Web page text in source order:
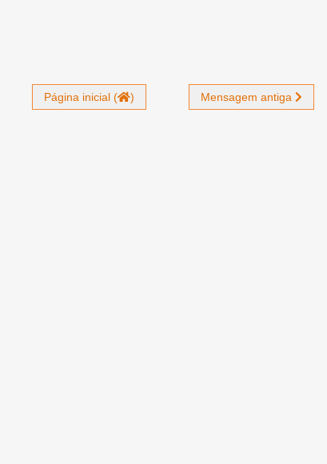
Mensagem antiga
Página inicial ( )